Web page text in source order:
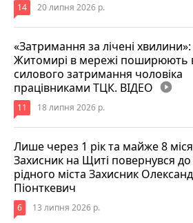
14 20 липня 2026 р.
«Затримання за лічені хвилини»:
Житомирі в мережі поширюють
силового затримання чоловіка
працівниками ТЦК. ВІДЕО play_circle_filled
11 18 липня 2026 р.
Лише через 1 рік та майже 8
Захисник на Щиті повернувся до
рідного міста Захисник
Піонткевич
6 13 липня 2026 р.